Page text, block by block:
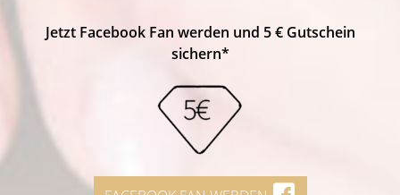
Jetzt Facebook Fan werden und 5 € Gutschein
sichern*